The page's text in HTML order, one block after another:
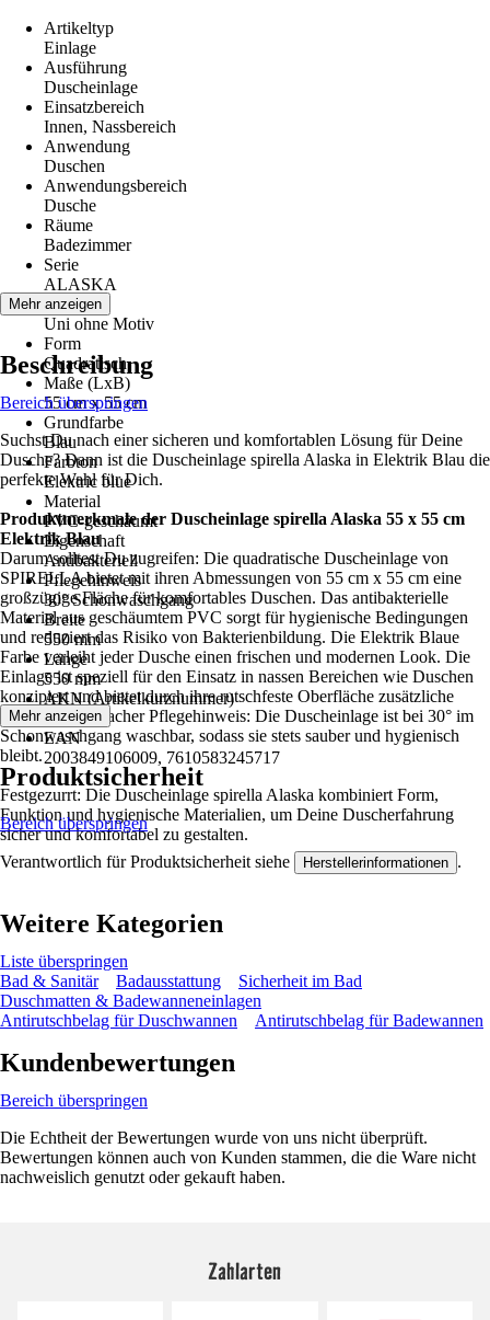
Artikeltyp
Einlage
Ausführung
Duscheinlage
Einsatzbereich
Innen, Nassbereich
Anwendung
Duschen
Anwendungsbereich
Dusche
Räume
Badezimmer
Serie
ALASKA
Motiv
Uni ohne Motiv
Form
Quadratisch
Maße (LxB)
55 cm x 55 cm
Grundfarbe
Blau
Farbton
Elektric blue
Material
PVC-geschäumt
Eigenschaft
Antibakteriell
Pflegehinweis
30° Schonwaschgang
Breite
550 mm
Länge
550 mm
AKN (Artikelkurznummer)
XZWH
EAN
2003849106009, 7610583245717
Mehr anzeigen
Beschreibung
Bereich überspringen
Suchst Du nach einer sicheren und komfortablen Lösung für Deine
Dusche? Dann ist die Duscheinlage spirella Alaska in Elektrik Blau die
perfekte Wahl für Dich.
Produktmerkmale der Duscheinlage spirella Alaska 55 x 55 cm
Elektrik Blau
Darum solltest Du zugreifen: Die quadratische Duscheinlage von
SPIRELLA bietet mit ihren Abmessungen von 55 cm x 55 cm eine
großzügige Fläche für komfortables Duschen. Das antibakterielle
Material aus geschäumtem PVC sorgt für hygienische Bedingungen
und reduziert das Risiko von Bakterienbildung. Die Elektrik Blaue
Farbe verleiht jeder Dusche einen frischen und modernen Look. Die
Einlage ist speziell für den Einsatz in nassen Bereichen wie Duschen
konzipiert und bietet durch ihre rutschfeste Oberfläche zusätzliche
Sicherheit. Einfacher Pflegehinweis: Die Duscheinlage ist bei 30° im
Schonwaschgang waschbar, sodass sie stets sauber und hygienisch
bleibt.
Festgezurrt: Die Duscheinlage spirella Alaska kombiniert Form,
Funktion und hygienische Materialien, um Deine Duscherfahrung
sicher und komfortabel zu gestalten.
Mehr anzeigen
Produktsicherheit
Bereich überspringen
Verantwortlich für Produktsicherheit siehe Herstellerinformationen .
Weitere Kategorien
Liste überspringen
Bad & Sanitär
Badausstattung
Sicherheit im Bad
Duschmatten & Badewanneneinlagen
Antirutschbelag für Duschwannen
Antirutschbelag für Badewannen
Kundenbewertungen
Bereich überspringen
Die Echtheit der Bewertungen wurde von uns nicht überprüft.
Bewertungen können auch von Kunden stammen, die die Ware nicht
nachweislich genutzt oder gekauft haben.
Zahlarten